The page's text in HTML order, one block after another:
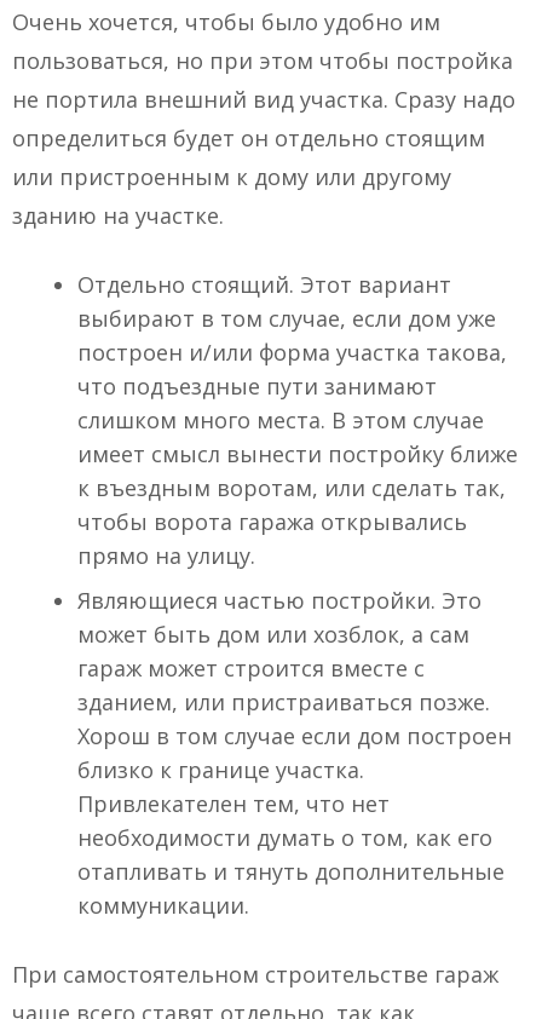
Очень хочется, чтобы было удобно им
пользоваться, но при этом чтобы постройка
не портила внешний вид участка. Сразу надо
определиться будет он отдельно стоящим
или пристроенным к дому или другому
зданию на участке.
Отдельно стоящий. Этот вариант
выбирают в том случае, если дом уже
построен и/или форма участка такова,
что подъездные пути занимают
слишком много места. В этом случае
имеет смысл вынести постройку ближе
к въездным воротам, или сделать так,
чтобы ворота гаража открывались
прямо на улицу.
Являющиеся частью постройки. Это
может быть дом или хозблок, а сам
гараж может строится вместе с
зданием, или пристраиваться позже.
Хорош в том случае если дом построен
близко к границе участка.
Привлекателен тем, что нет
необходимости думать о том, как его
отапливать и тянуть дополнительные
коммуникации.
При самостоятельном строительстве гараж
чаще всего ставят отдельно, так как